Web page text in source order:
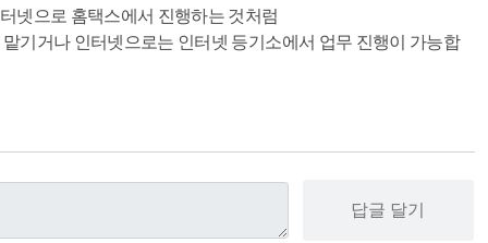
넷으로 홈택스에서 진행하는 것처럼
기거나 인터넷으로는 인터넷 등기소에서 업무 진행이 가능합
답글 달기